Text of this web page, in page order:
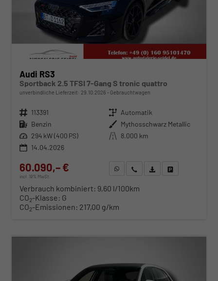
Audi RS3
Sportback 2.5 TFSI 7-Gang S tronic quattro
unverbindliche Lieferzeit: 29.10.2026 Gebrauchtwagen
Fahrzeugnr. 113391 Getriebe Automatik
Kraftstoff Benzin Außenfarbe Mythosschwarz Metallic
Leistung 294 kW (400 PS) Kilometerstand 8.000 km
14.04.2026
60.090,– €
incl. 19% MwSt.
WhatsApp anfragen
Wir rufen Sie anFahrzeugexposé (PDF)
Verbrauch kombiniert: 9,60 l/100km
CO2-Klasse: G
CO2-Emissionen: 217,00 g/km